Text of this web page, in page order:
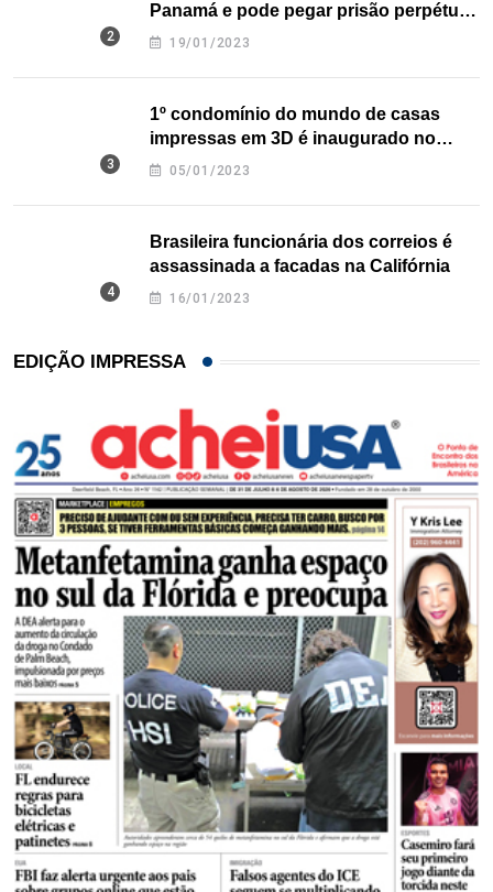
Panamá e pode pegar prisão perpétua
nos EUA
19/01/2023
1º condomínio do mundo de casas
impressas em 3D é inaugurado no
Texas
05/01/2023
Brasileira funcionária dos correios é
assassinada a facadas na Califórnia
16/01/2023
EDIÇÃO IMPRESSA